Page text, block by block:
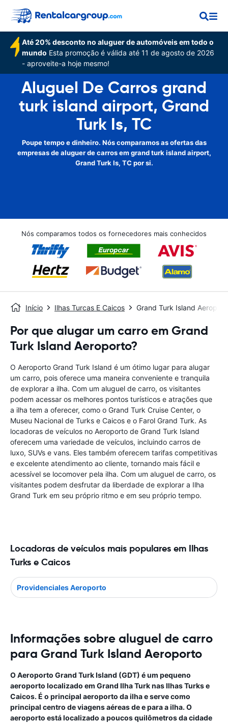
Até 20% desconto no aluguer de automóveis em todo o
mundo Esta promoção é válida até 11 de agosto de 2026
- aproveite-a hoje mesmo!
Aluguel De Carros grand
turk island airport, Grand
Turk Is, TC
Poupe tempo e dinheiro. Nós comparamos as ofertas das
empresas de aluguer de carros em grand turk island airport,
Grand Turk Is, TC por si.
Nós comparamos todos os fornecedores mais conhecidos
Início Ilhas Turcas E Caicos Grand Turk Island
Por que alugar um carro em Grand
Turk Island Aeroporto?
O Aeroporto Grand Turk Island é um ótimo lugar para alugar
um carro, pois oferece uma maneira conveniente e tranquila
de explorar a ilha. Com um aluguel de carro, os visitantes
podem acessar os melhores pontos turísticos e atrações que
a ilha tem a oferecer, como o Grand Turk Cruise Center, o
Museu Nacional de Turks e Caicos e o Farol Grand Turk. As
locadoras de veículos no Aeroporto de Grand Turk Island
oferecem uma variedade de veículos, incluindo carros de
luxo, SUVs e vans. Eles também oferecem tarifas competitivas
e excelente atendimento ao cliente, tornando mais fácil e
acessível se locomover pela ilha. Com um aluguel de carro, os
visitantes podem desfrutar da liberdade de explorar a Ilha
Grand Turk em seu próprio ritmo e em seu próprio tempo.
Locadoras de veículos mais populares em Ilhas
Turks e Caicos
Providenciales Aeroporto
Informações sobre aluguel de carro
para Grand Turk Island Aeroporto
O Aeroporto Grand Turk Island (GDT) é um pequeno
aeroporto localizado em Grand Ilha Turk nas Ilhas Turks e
Caicos. É o principal aeroporto da ilha e serve como
principal centro de viagens aéreas de e para a ilha. O
aeroporto está localizado a poucos quilômetros da cidade